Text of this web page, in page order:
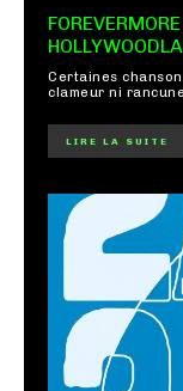
Certaines
clameur ni
LIRE LA SUITE